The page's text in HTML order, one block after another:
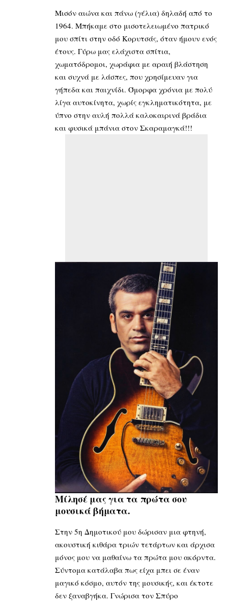
Μισόν αιώνα και πάνω (γέλια) δηλαδή από το
1964. Μπήκαμε στο μισοτελειωμένο πατρικό
μου σπίτι στην οδό Κορυτσάς, όταν ήμουν ενός
έτους. Γύρω μας ελάχιστα σπίτια,
χωματόδρομοι, χωράφια με αραιή βλάστηση
και συχνά με λάσπες, που χρησίμευαν για
γήπεδα και παιχνίδι. Όμορφα χρόνια με πολύ
λίγα αυτοκίνητα, χωρίς εγκληματικότητα, με
ύπνο στην αυλή πολλά καλοκαιρινά βράδια
και φυσικά μπάνια στον Σκαραμαγκά!!!
Μίλησέ μας για τα πρώτα σου
μουσικά βήματα.
Στην 5η Δημοτικού μου δώρισαν μια φτηνή,
ακουστική κιθάρα τριών τετάρτων και άρχισα
μόνος μου να μαθαίνω τα πρώτα μου ακόρντα.
Σύντομα κατάλαβα πως είχα μπει σε έναν
μαγικό κόσμο, αυτόν της μουσικής, και έκτοτε
δεν ξαναβγήκα. Γνώρισα τον Σπύρο